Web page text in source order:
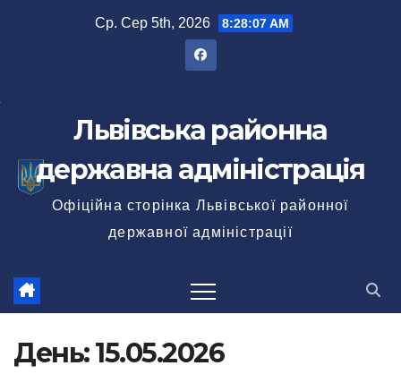
Ср. Сер 5th, 2026 8:28:09 AM
Львівська районна
державна адміністрація
Офіційна сторінка Львівської районної
державної адміністрації
День:15.05.2026